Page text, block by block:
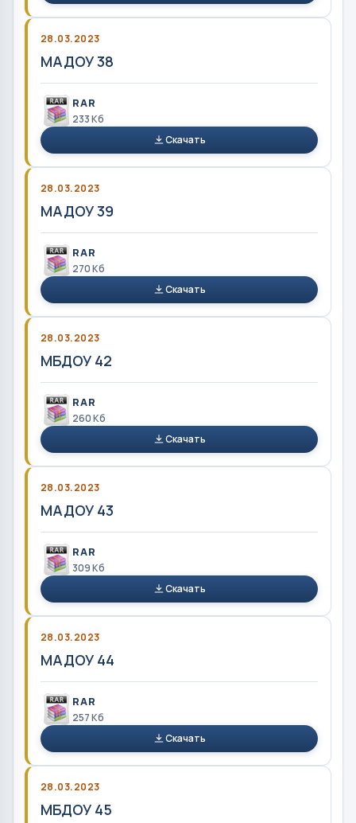
28.03.2023
МАДОУ 38
RAR
233 Кб
Скачать
28.03.2023
МАДОУ 39
RAR
270 Кб
Скачать
28.03.2023
МБДОУ 42
RAR
260 Кб
Скачать
28.03.2023
МАДОУ 43
RAR
309 Кб
Скачать
28.03.2023
МАДОУ 44
RAR
257 Кб
Скачать
28.03.2023
МБДОУ 45